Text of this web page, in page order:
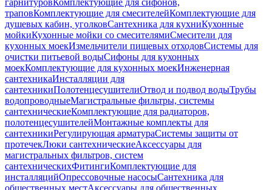
гарнитуровКомплектующие для сифонов,
траповКомплектующие для смесителейКомплектующие для
душевых кабин, уголковСантехника для кухниКухонные
мойкиКухонные мойки со смесителямиСмесители для
кухонных моекИзмельчители пищевых отходовСистемы для
очистки питьевой водыСифоны для кухонных
моекКомплектующие для кухонных моекИнженерная
сантехникаИнсталляции для
сантехникиПолотенцесушителиОтвод и подвод водыТрубы
водопроводныеМагистральные фильтры, системы
сантехническиеКомплектующие для радиаторов,
полотенцесушителейМонтажные комплекты для
сантехникиРегулирующая арматураСистемы защиты от
протечекЛюки сантехническиеАксессуары для
магистральных фильтров, систем
сантехническихФитингиКомплектующие для
инсталляцийОпрессовочные насосыСантехника для
общественных местАксессуары для общественных